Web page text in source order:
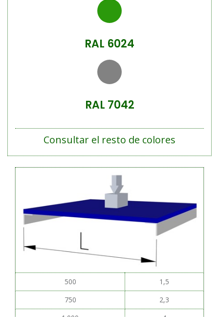
RAL 6024
RAL 7042
Consultar el resto de colores
500
1,5
750
2,3